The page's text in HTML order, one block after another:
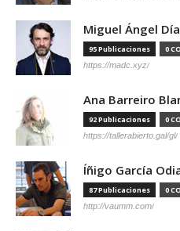
Miguel Ángel
95 Publicaciones 0
https://madc.xyz/
Ana Barreiro
92 Publicaciones 0
https://tallerabierto.gal/gl/
Íñigo García
87 Publicaciones 0
http://vaumm.com/